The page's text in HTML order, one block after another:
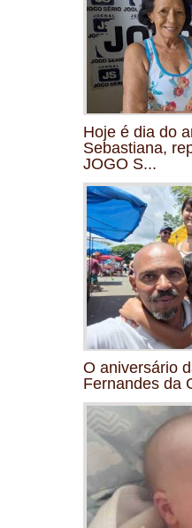
Hoje é dia do
Sebastiana,
JOGO S...
O aniversário
Fernandes da